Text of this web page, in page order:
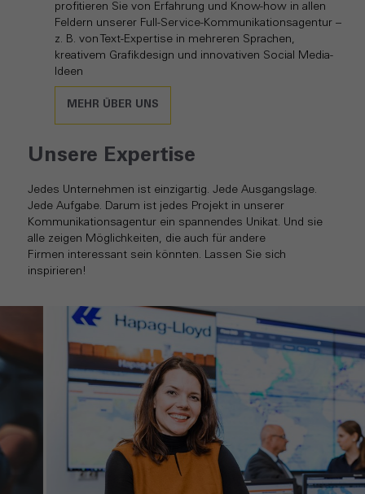
profitieren Sie von Erfahrung und Know-how in allen
Feldern unserer Full-Service-Kommunikationsagentur –
z. B. von Text-Expertise in mehreren Sprachen,
kreativem Grafikdesign und innovativen Social Media-
Ideen
MEHR ÜBER UNS
Unsere Expertise
Jedes Unternehmen ist einzigartig. Jede Ausgangslage.
Jede Aufgabe. Darum ist jedes Projekt in unserer
Kommunikationsagentur ein spannendes Unikat. Und sie
alle zeigen Möglichkeiten, die auch für andere
Firmen interessant sein könnten. Lassen Sie sich
inspirieren!